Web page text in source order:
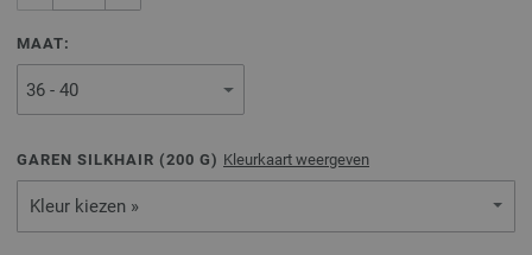
MAAT:
GAREN SILKHAIR (200 G) Kleurkaart weergeven
Kleur kiezen »